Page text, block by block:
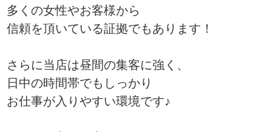
多くの女性やお客様から
信頼を頂いている証拠でもあります！
さらに当店は昼間の集客に強く、
日中の時間帯でもしっかり
お仕事が入りやすい環境です♪